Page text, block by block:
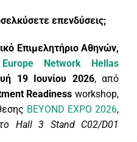
επενδύσεις;
Επιμελητήριο Αθηνών,
Network Hellas
19 Ιουνίου 2026, από
Readiness workshop,
BEYOND EXPO 2026,
Hall 3 Stand C02/D01